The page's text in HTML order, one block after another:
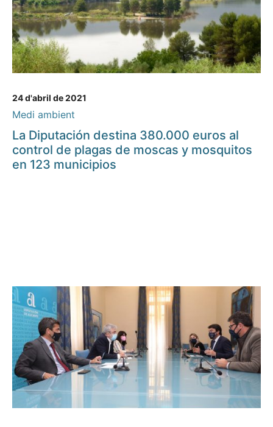
24 d'abril de 2021
Medi ambient
La Diputación destina 380.000 euros al
control de plagas de moscas y mosquitos
en 123 municipios